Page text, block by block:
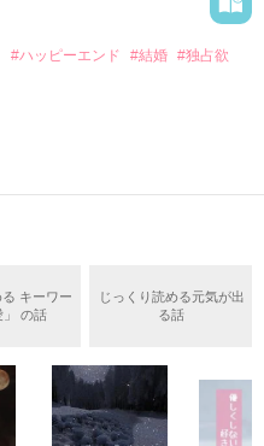
す＊
命じられた美桜は、猫の世
#ハッピーエンド #結婚 #独占欲
。
いるのだが、後輩の姫原由
鹿にされ、一人こっそり泣い
キーワー
」 の話
じっくり読める元気が出
る話